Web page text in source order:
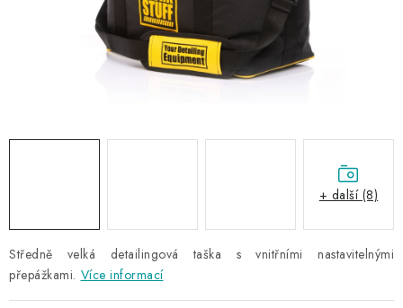
BYDLENÍ
Středně velká detailingová taška s vnitřními nastavitelnými
přepážkami. Více informací
+ další (8)